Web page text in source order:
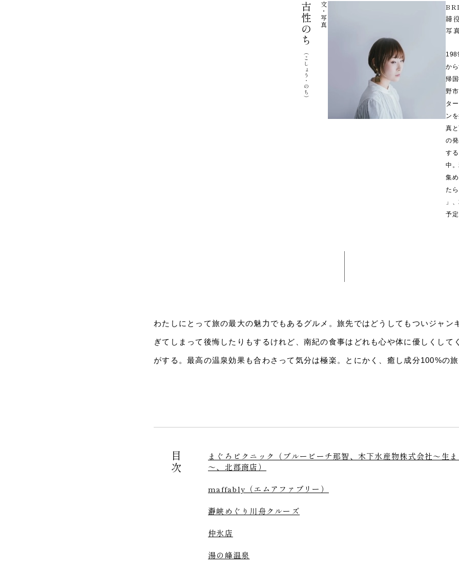
文・写真
古性のち
（こしょう・のち）
締
写
か
帰
野
タ
ン
真
の
す
中
集
た
」
予定
わたしにとって旅の最大の魅力でもあるグルメ。旅先ではどうしてもついジャン
ぎてしまって後悔したりもするけれど、南紀の食事はどれも心や体に優しくして
がする。最高の温泉効果も合わさって気分は極楽。とにかく、癒し成分100%の旅
目次
まぐろピクニック（ブルービーチ那智、木下水産物株式会社～生
～、北郡商店）
maffably（エムアファブリー）
瀞峡めぐり川舟クルーズ
仲氷店
湯の峰温泉